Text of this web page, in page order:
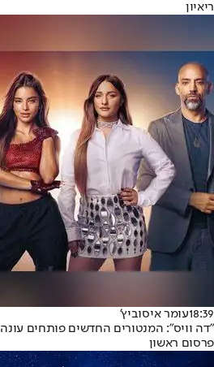
ריאיון
18:39עומר איסוביץ'
"דה וויס": המנטורים החדשים פותחים עונה
פרסום ראשון